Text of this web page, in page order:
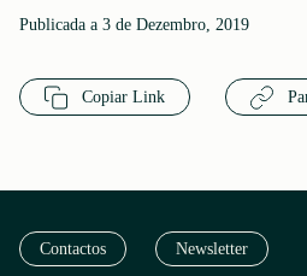
Publicada a 3 de Dezembro, 2019
Copiar Link
Contactos Newsletter